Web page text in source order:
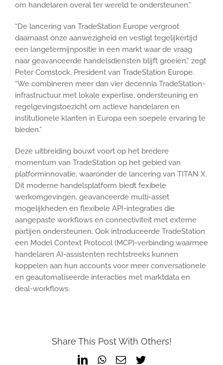
om handelaren overal ter wereld te ondersteunen.”
“De lancering van TradeStation Europe vergroot
daarnaast onze aanwezigheid en vestigt tegelijkertijd
een langetermijnpositie in een markt waar de vraag
naar geavanceerde handelsdiensten blijft groeien,” zegt
Peter Comstock, President van TradeStation Europe.
“We combineren meer dan vier decennia TradeStation-
infrastructuur met lokale expertise, ondersteuning en
regelgevingstoezicht om actieve handelaren en
institutionele klanten in Europa een soepele ervaring te
bieden.”
Deze uitbreiding bouwt voort op het bredere
momentum van TradeStation op het gebied van
platforminnovatie, waaronder de lancering van TITAN X.
Dit moderne handelsplatform biedt fexibele
werkomgevingen, geavanceerde multi-asset
mogelijkheden en flexibele API-integraties die
aangepaste workflows en connectiviteit met externe
partijen ondersteunen. Ook introduceerde TradeStation
een Model Context Protocol (MCP)-verbinding waarmee
handelaren AI-assistenten rechtstreeks kunnen
koppelen aan hun accounts voor meer conversationele
en geautomatiseerde interacties met marktdata en
deal-workflows.
Share This Post With Others!
LinkedInWhatsApp
EmailTwitter